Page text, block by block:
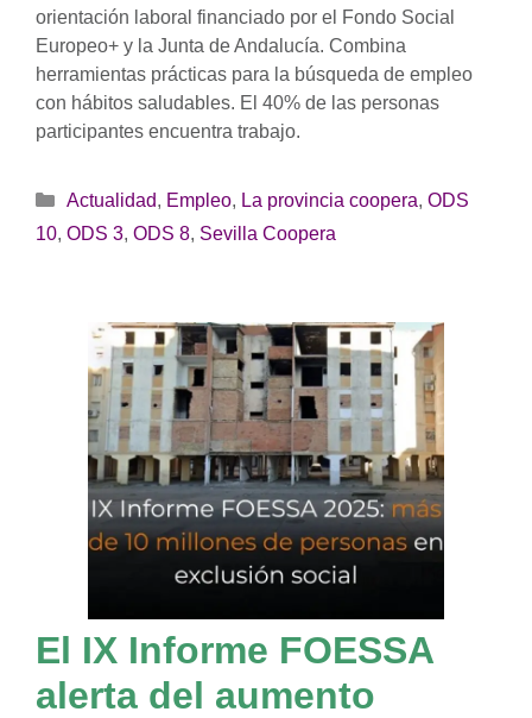
orientación laboral financiado por el Fondo Social
Europeo+ y la Junta de Andalucía. Combina
herramientas prácticas para la búsqueda de empleo
con hábitos saludables. El 40% de las personas
participantes encuentra trabajo.
Categorías
Actualidad, Empleo, La provincia coopera, ODS
10, ODS 3, ODS 8, Sevilla Coopera
El IX Informe FOESSA
alerta del aumento